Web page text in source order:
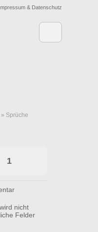
& Datenschutz
» Sprüche
1
nicht
Felder